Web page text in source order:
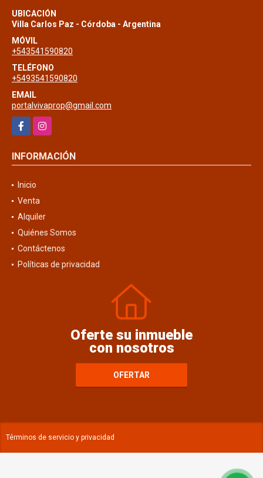
UBICACIÓN
Villa Carlos Paz - Córdoba - Argentina
MÓVIL
+543541590820
TELÉFONO
+5493541590820
EMAIL
portalvivaprop@gmail.com
FacebookInstagram
INFORMACIÓN
Inicio
Venta
Alquiler
Quiénes Somos
Contáctenos
Políticas de privacidad
Oferte su inmueble
con nosotros
OFERTAR
Términos de servicio y privacidad